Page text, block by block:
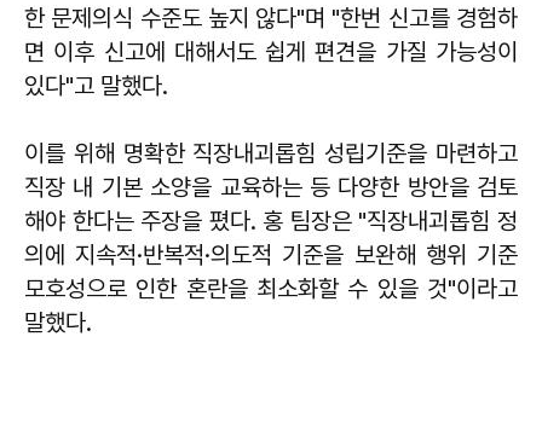
한 문제의식 수준도 높지 않다"며 "한번 신고를 경험하
면 이후 신고에 대해서도 쉽게 편견을 가질 가능성이
있다"고 말했다.
이를 위해 명확한 직장내괴롭힘 성립기준을 마련하고
직장 내 기본 소양을 교육하는 등 다양한 방안을 검토
해야 한다는 주장을 폈다. 홍 팀장은 "직장내괴롭힘 정
의에 지속적·반복적·의도적 기준을 보완해 행위 기준
모호성으로 인한 혼란을 최소화할 수 있을 것"이라고
말했다.